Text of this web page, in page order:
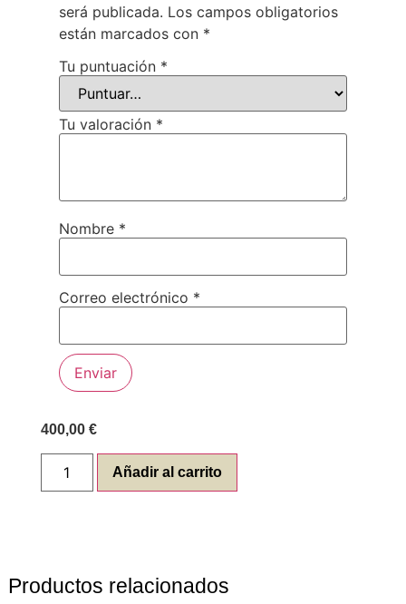
será publicada. Los campos obligatorios
están marcados con *
Tu puntuación *
Tu valoración *
Nombre *
Correo electrónico *
400,00 €
Añadir al carrito
Productos relacionados